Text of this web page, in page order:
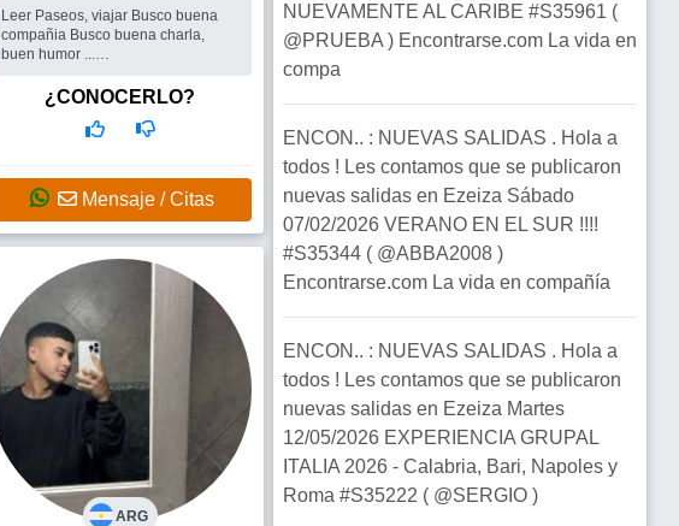
Leer Paseos, viajar Busco buena
compañia Busco buena charla,
buen humor ...
mujer con ganas de acompañarnos
en cualquier situación. Buen humor
¿CONOCERLO?
Mensaje / Citas
ARG
NUEVAMENTE AL CARIBE #S35961 (
@PRUEBA ) Encontrarse.com La vida en
compa
ENCON.. : NUEVAS SALIDAS . Hola a
todos ! Les contamos que se publicaron
nuevas salidas en Ezeiza Sábado
07/02/2026 VERANO EN EL SUR !!!!
#S35344 ( @ABBA2008 )
Encontrarse.com La vida en compañía
ENCON.. : NUEVAS SALIDAS . Hola a
todos ! Les contamos que se publicaron
nuevas salidas en Ezeiza Martes
12/05/2026 EXPERIENCIA GRUPAL
ITALIA 2026 - Calabria, Bari, Napoles y
Roma #S35222 ( @SERGIO )